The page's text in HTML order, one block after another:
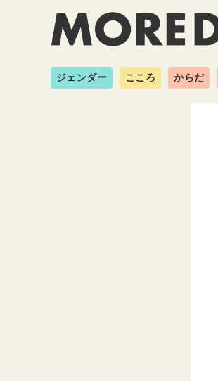
ジェンダー こころ からだ